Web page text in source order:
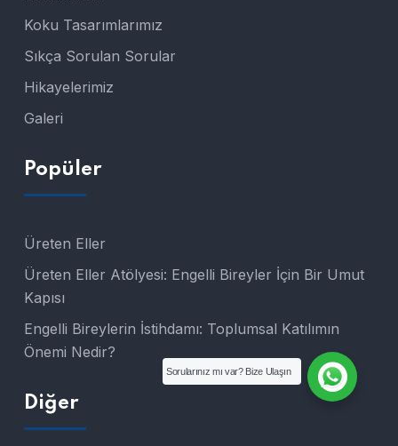
Koku Tasarımlarımız
Sıkça Sorulan Sorular
Hikayelerimiz
Galeri
Popüler
Üreten Eller
Üreten Eller Atölyesi: Engelli Bireyler İçin Bir Umut
Kapısı
Engelli Bireylerin İstihdamı: Toplumsal Katılımın
Önemi Nedir?
Diğer
Sorularınız mı var? Bize Ulaşın